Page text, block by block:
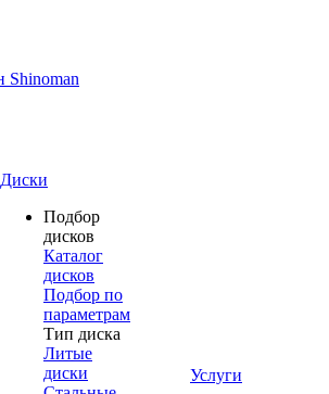
Диски
Подбор
дисков
Каталог
дисков
Подбор по
параметрам
Тип диска
Литые
диски
Услуги